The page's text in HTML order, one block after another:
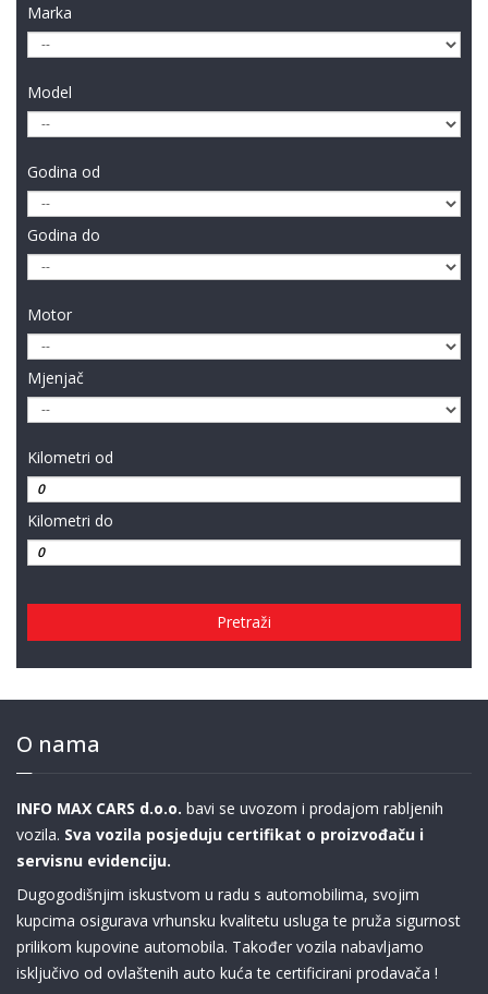
Marka
Model
Godina od
Godina do
Motor
Mjenjač
Kilometri od
Kilometri do
Pretraži
O nama
INFO MAX CARS d.o.o. bavi se uvozom i prodajom rabljenih
vozila. Sva vozila posjeduju certifikat o proizvođaču i
servisnu evidenciju.
Dugogodišnjim iskustvom u radu s automobilima, svojim
kupcima osigurava vrhunsku kvalitetu usluga te pruža sigurnost
prilikom kupovine automobila. Također vozila nabavljamo
isključivo od ovlaštenih auto kuća te certificirani prodavača !